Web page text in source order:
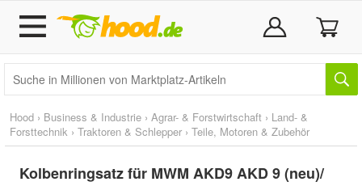
Hood › Business & Industrie › Agrar- & Forstwirtschaft › Land- &
Forsttechnik › Traktoren & Schlepper › Teile, Motoren & Zubehör
Kolbenringsatz für MWM AKD9 AKD 9 (neu)/